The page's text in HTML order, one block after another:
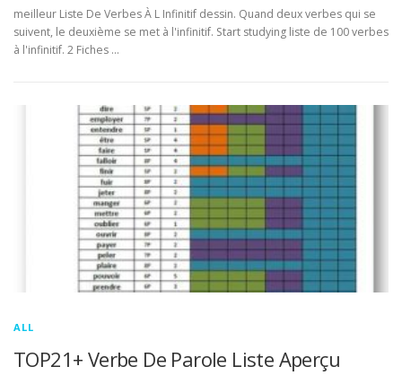
meilleur Liste De Verbes À L Infinitif dessin. Quand deux verbes qui se
suivent, le deuxième se met à l'infinitif. Start studying liste de 100 verbes
à l'infinitif. 2 Fiches …
ALL
TOP21+ Verbe De Parole Liste Aperçu